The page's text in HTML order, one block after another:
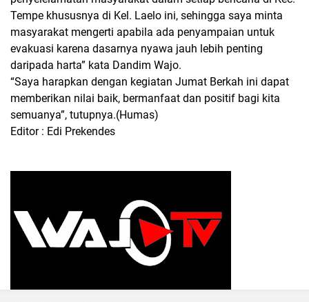
Tempe khususnya di Kel. Laelo ini, sehingga saya minta
masyarakat mengerti apabila ada penyampaian untuk
evakuasi karena dasarnya nyawa jauh lebih penting
daripada harta” kata Dandim Wajo.
“Saya harapkan dengan kegiatan Jumat Berkah ini dapat
memberikan nilai baik, bermanfaat dan positif bagi kita
semuanya”, tutupnya.(Humas)
Editor : Edi Prekendes